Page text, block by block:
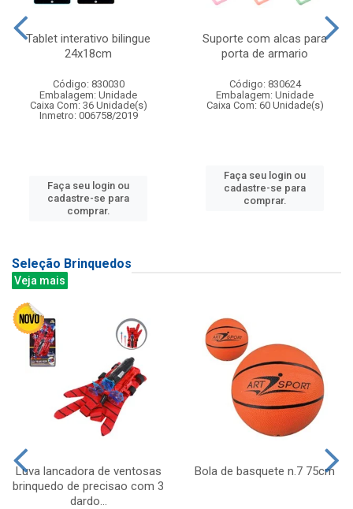
Tablet interativo bilingue
24x18cm
Código: 830030
Embalagem: Unidade
Caixa Com: 36 Unidade(s)
Inmetro: 006758/2019
Faça seu login ou
cadastre-se para
comprar.
Suporte com alcas para
porta de armario
Código: 830624
Embalagem: Unidade
Caixa Com: 60 Unidade(s)
Faça seu login ou
cadastre-se para
comprar.
Seleção Brinquedos
Veja mais
Luva lancadora de ventosas
brinquedo de precisao com 3
dardo...
Bola de basquete n.7 75cm